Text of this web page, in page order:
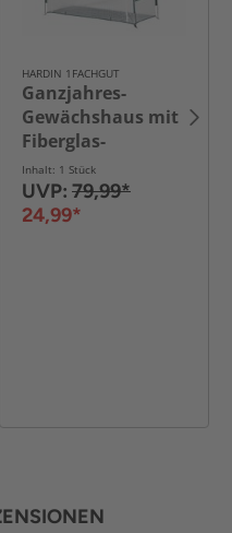
HARDIN 1FACHGUT
Ganzjahres-
Gewächshaus mit
Fiberglas-
Gestänge und
robuster PE-
Abdeckung ca. 300
Inhalt: 1 Stück
UVP: 79,99*
24,99*